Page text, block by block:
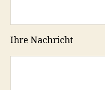
Ihre Nachricht